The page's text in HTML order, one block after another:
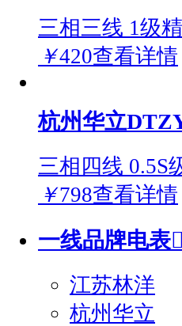
三相三线 1级
￥420查看详情
杭州华立
三相四线 0.5S
￥798查看详情
一线品牌电表
江苏林洋
杭州华立